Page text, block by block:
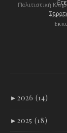
► 2026 (14)
► 2025 (18)